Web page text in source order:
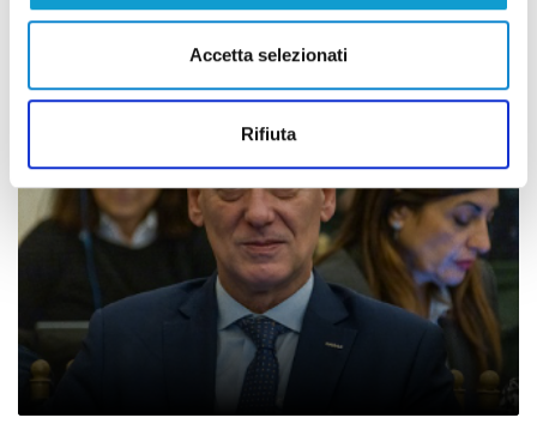
Accetta selezionati
Rifiuta